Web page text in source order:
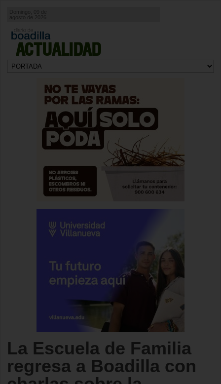
ACTUALIDAD
Domingo, 09 de
agosto de 2026
La Escuela de Familia
regresa a Boadilla con